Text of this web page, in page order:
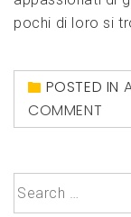
pochi di loro si
POSTED IN
COMMENT
Search